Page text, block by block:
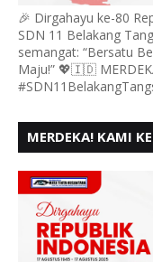
🎉 Dirgahayu ke-80
SDN 11 Belakang
semangat: “Bersatu
Maju!” 💖🇮🇩
MERDEKA! KAMI
- 80,